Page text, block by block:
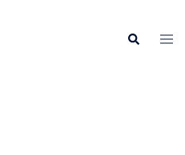
Search